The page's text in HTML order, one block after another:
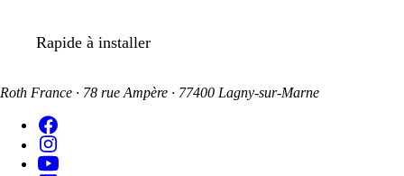
Rapide à installer
Roth France · 78 rue Ampère · 77400 Lagny-sur-Marne